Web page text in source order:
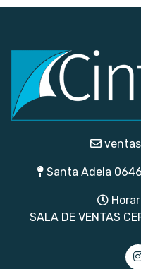
Santa Adela
SALA DE VENTAS